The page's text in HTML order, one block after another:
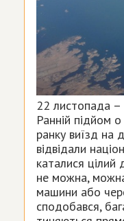
22 листопада –
Ранній підйом
ранку виїзд на
відвідали
каталися цілий
не можна,
машини або
сподобався,